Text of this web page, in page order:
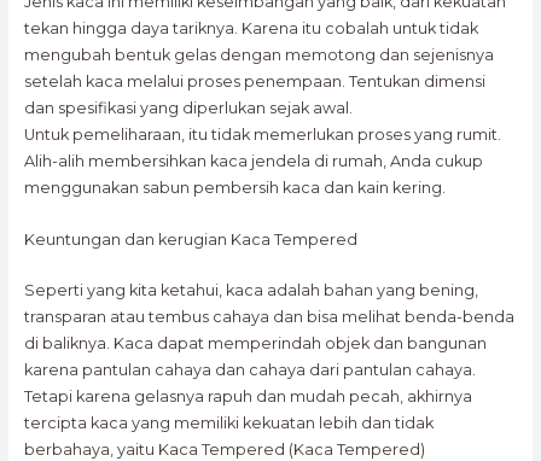
tekan hingga daya tariknya. Karena itu cobalah untuk tidak
mengubah bentuk gelas dengan memotong dan sejenisnya
setelah kaca melalui proses penempaan. Tentukan dimensi
dan spesifikasi yang diperlukan sejak awal.
Untuk pemeliharaan, itu tidak memerlukan proses yang rumit.
Alih-alih membersihkan kaca jendela di rumah, Anda cukup
menggunakan sabun pembersih kaca dan kain kering.
Keuntungan dan kerugian Kaca Tempered
Seperti yang kita ketahui, kaca adalah bahan yang bening,
transparan atau tembus cahaya dan bisa melihat benda-benda
di baliknya. Kaca dapat memperindah objek dan bangunan
karena pantulan cahaya dan cahaya dari pantulan cahaya.
Tetapi karena gelasnya rapuh dan mudah pecah, akhirnya
tercipta kaca yang memiliki kekuatan lebih dan tidak
berbahaya, yaitu Kaca Tempered (Kaca Tempered)